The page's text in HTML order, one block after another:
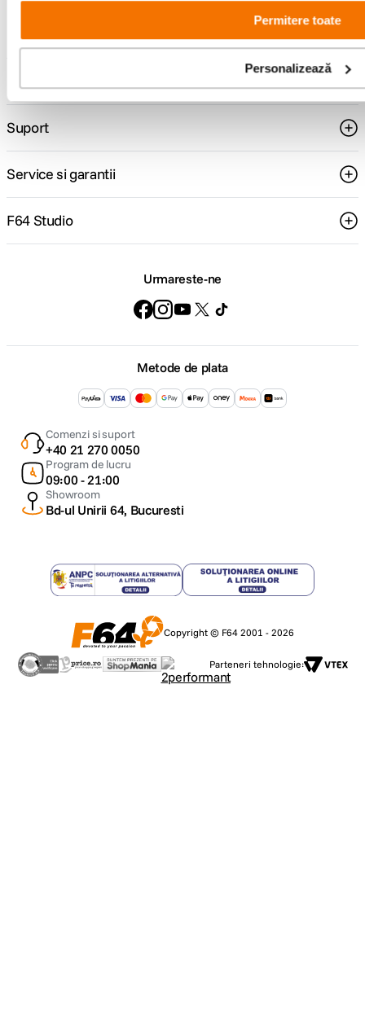
Permitere toate
Personalizează
specializata
499lei
Suport
Service si garantii
F64 Studio
Urmareste-ne
Metode de plata
Comenzi si suport
+40 21 270 0050
Program de lucru
09:00 - 21:00
Showroom
Bd-ul Unirii 64, Bucuresti
Copyright © F64 2001 - 2026
Parteneri tehnologie: